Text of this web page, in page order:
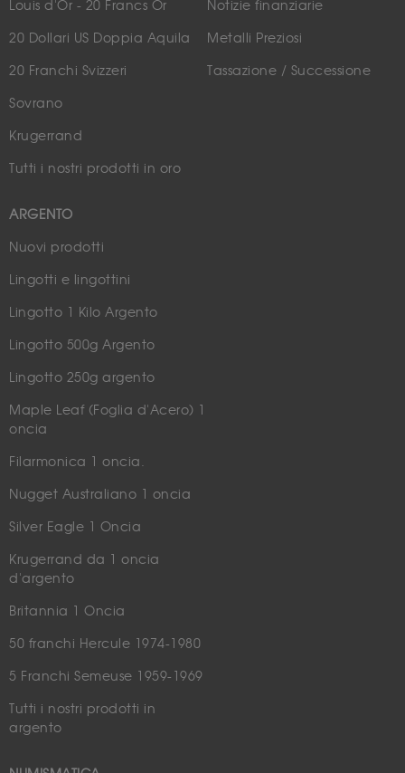
Louis d'Or - 20 Francs Or
20 Dollari US Doppia Aquila
20 Franchi Svizzeri
Sovrano
Krugerrand
Tutti i nostri prodotti in oro
ARGENTO
Nuovi prodotti
Lingotti e lingottini
Lingotto 1 Kilo Argento
Lingotto 500g Argento
Lingotto 250g argento
Maple Leaf (Foglia d'Acero) 1
oncia
Filarmonica 1 oncia.
Nugget Australiano 1 oncia
Silver Eagle 1 Oncia
Krugerrand da 1 oncia
d'argento
Britannia 1 Oncia
50 franchi Hercule 1974-1980
5 Franchi Semeuse 1959-1969
Tutti i nostri prodotti in
argento
Notizie finanziarie
Metalli Preziosi
Tassazione / Successione